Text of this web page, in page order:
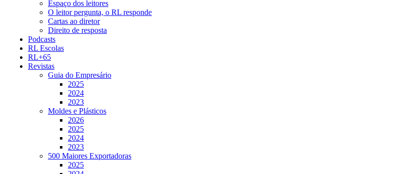
Espaço dos leitores
O leitor pergunta, o RL responde
Cartas ao diretor
Direito de resposta
Podcasts
RL Escolas
RL+65
Revistas
Guia do Empresário
2025
2024
2023
Moldes e Plásticos
2026
2025
2024
2023
500 Maiores Exportadoras
2025